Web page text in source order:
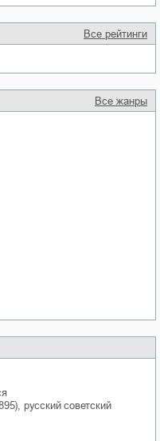
Все рейтинги
Все жанры
русский советский